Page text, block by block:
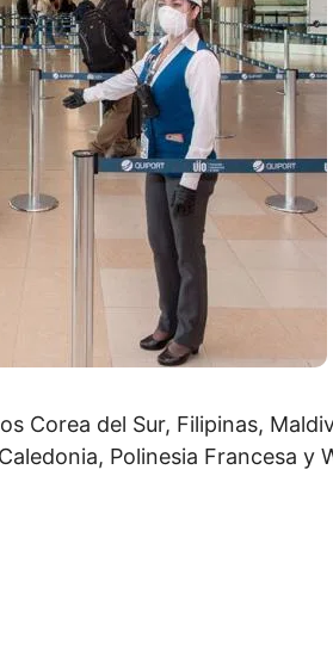
Corea del Sur, Filipinas,
Polinesia Francesa y